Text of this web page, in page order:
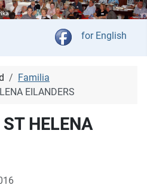
Kies jou taal
for English
Familia
EILANDERS
HELENA